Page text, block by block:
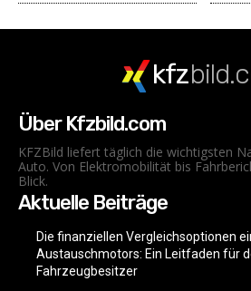
kfz
Über Kfzbild.com
KFZBild liefert täglich die wichtigsten
Auto. Von Elektromobilität bis
Blick.
Aktuelle Beiträge
Die finanziellen Vergleichsoptionen
Austauschmotors: Ein Leitfaden für
Fahrzeugbesitzer